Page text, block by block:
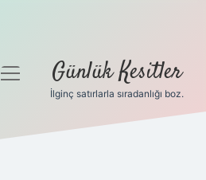
menüyü
Günlük Kesitler
İlginç satırlarla sıradanlığı boz.